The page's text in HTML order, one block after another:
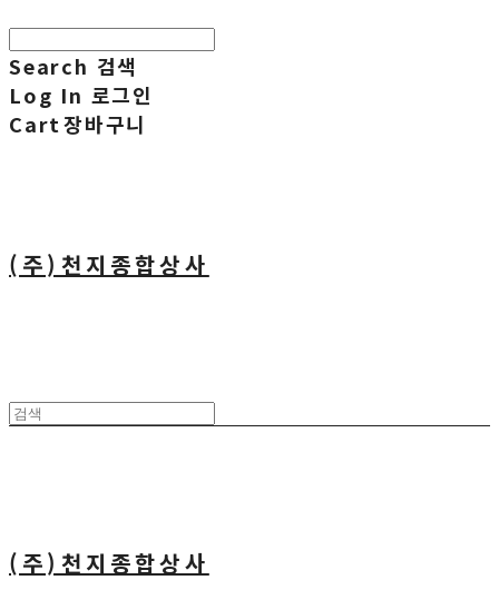
Search 검색
Log In 로그인
Cart장바구니
(주)천지종합상사
(주)천지종합상사